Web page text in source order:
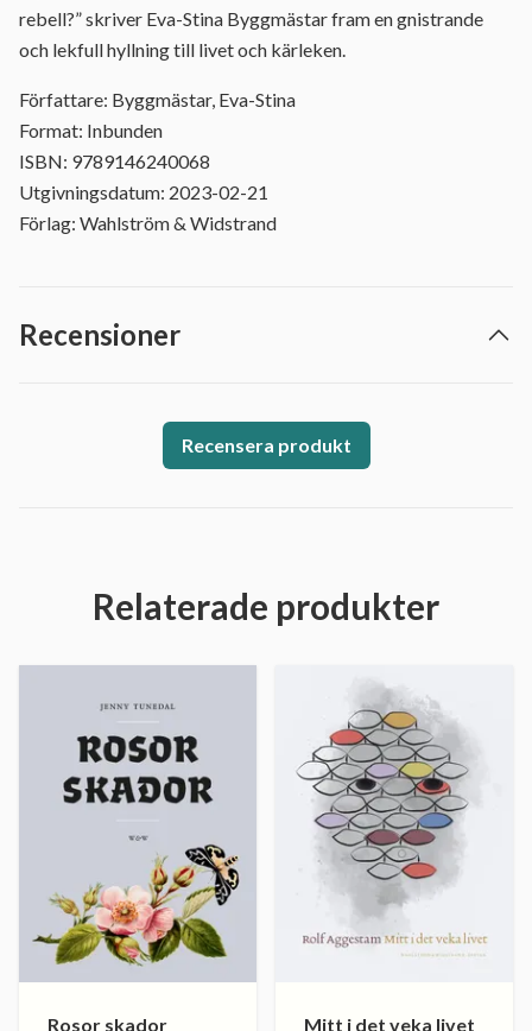
rebell?” skriver Eva-Stina Byggmästar fram en gnistrande
och lekfull hyllning till livet och kärleken.
Författare: Byggmästar, Eva-Stina
Format: Inbunden
ISBN: 9789146240068
Utgivningsdatum: 2023-02-21
Förlag: Wahlström & Widstrand
Recensioner
Recensera produkt
Relaterade produkter
Rosor skador Mitt i det veka livet